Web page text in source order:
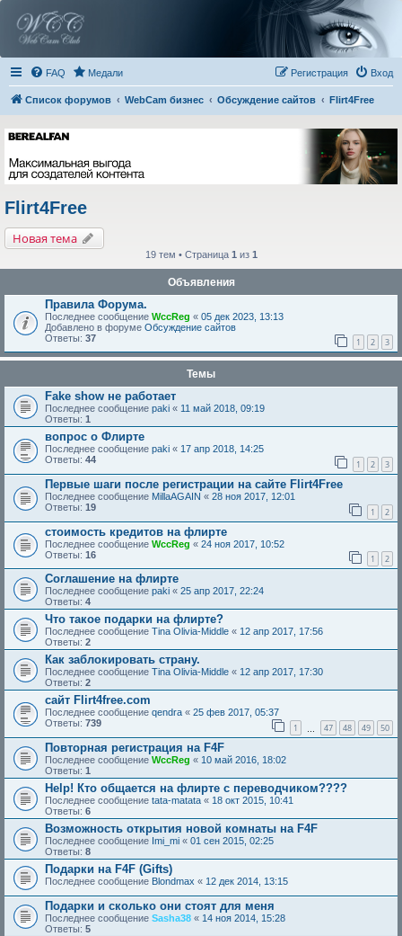
FAQ Медали Вход
Регистрация
Список форумов WebCam бизнес Обсуждение сайтов Flirt4Free
Flirt4Free
Новая тема
19 тем • Страница 1 из 1
Объявления
Правила Форума.
Последнее сообщение WccReg « 05 дек 2023, 13:13
Добавлено в форуме Обсуждение сайтов
Ответы: 37 1 2 3
Темы
Fake show не работает
Последнее сообщение paki « 11 май 2018, 09:19
Ответы: 1
вопрос о Флирте
Последнее сообщение paki « 17 апр 2018, 14:25
Ответы: 44 1 2 3
Первые шаги после регистрации на сайте Flirt4Free
Последнее сообщение MillaAGAIN « 28 ноя 2017, 12:01
Ответы: 19 1 2
стоимость кредитов на флирте
Последнее сообщение WccReg « 24 ноя 2017, 10:52
Ответы: 16 1 2
Соглашение на флирте
Последнее сообщение paki « 25 апр 2017, 22:24
Ответы: 4
Что такое подарки на флирте?
Последнее сообщение Tina Olivia-Middle « 12 апр 2017, 17:56
Ответы: 2
Как заблокировать страну.
Последнее сообщение Tina Olivia-Middle « 12 апр 2017, 17:30
Ответы: 2
сайт Flirt4free.com
Последнее сообщение qendra « 25 фев 2017, 05:37
Ответы: 739 1 47 48 49 50
Повторная регистрация на F4F
Последнее сообщение WccReg « 10 май 2016, 18:02
Ответы: 1
Help! Кто общается на флирте с переводчиком????
Последнее сообщение tata-matata « 18 окт 2015, 10:41
Ответы: 6
Возможность открытия новой комнаты на F4F
Последнее сообщение Imi_mi « 01 сен 2015, 02:25
Ответы: 8
Подарки на F4F (Gifts)
Последнее сообщение Blondmax « 12 дек 2014, 13:15
Подарки и сколько они стоят для меня
Последнее сообщение Sasha38 « 14 ноя 2014, 15:28
Ответы: 5